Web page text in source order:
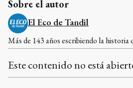
Sobre el autor
El Eco de Tandil
Más de 143 años escribiendo la historia
Este contenido no está